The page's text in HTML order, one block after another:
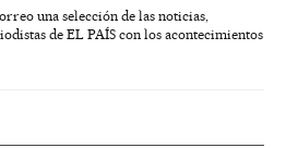
una selección de las noticias,
de EL PAÍS con los acontecimientos